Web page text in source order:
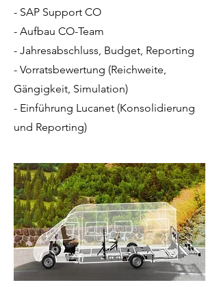
- SAP Support CO
- Aufbau CO-Team
- Jahresabschluss, Budget, Reporting
- Vorratsbewertung (Reichweite,
Gängigkeit, Simulation)
- Einführung Lucanet (Konsolidierung
und Reporting)